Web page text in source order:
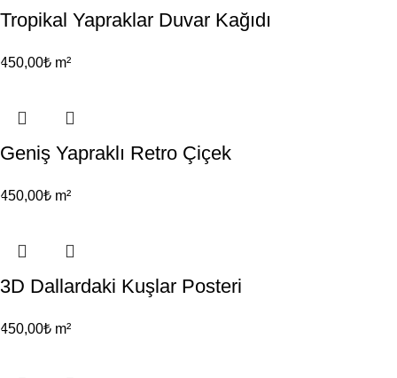
Tropikal Yapraklar Duvar Kağıdı
450,00₺ m²
Geniş Yapraklı Retro Çiçek
450,00₺ m²
3D Dallardaki Kuşlar Posteri
450,00₺ m²